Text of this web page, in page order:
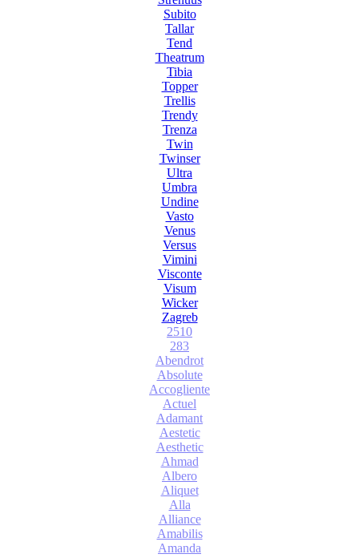
Subito
Tallar
Tend
Theatrum
Tibia
Topper
Trellis
Trendy
Trenza
Twin
Twinser
Ultra
Umbra
Undine
Vasto
Venus
Versus
Vimini
Visconte
Visum
Wicker
Zagreb
2510
283
Abendrot
Absolute
Accogliente
Actuel
Adamant
Aestetic
Aesthetic
Ahmad
Albero
Aliquet
Alla
Alliance
Amabilis
Amanda